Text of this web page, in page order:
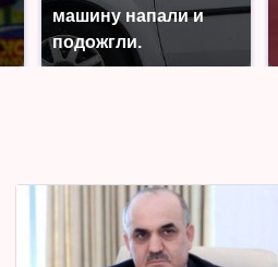
машину напали и
подожгли.